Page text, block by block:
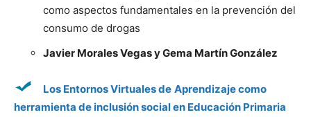
como aspectos fundamentales en la prevención del
consumo de drogas
Javier Morales Vegas y Gema Martín González
Los Entornos Virtuales de Aprendizaje como
herramienta de inclusión social en Educación Primaria